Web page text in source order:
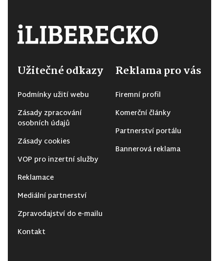
Užitečné odkazy
Podmínky užití webu
Zásady zpracování
osobních údajů
Zásady cookies
VOP pro inzertní služby
Reklamace
Mediální partnerství
Zpravodajství do e-mailu
Kontakt
Reklama pro vás
Firemní profil
Komerční články
Partnerství portálu
Bannerová reklama